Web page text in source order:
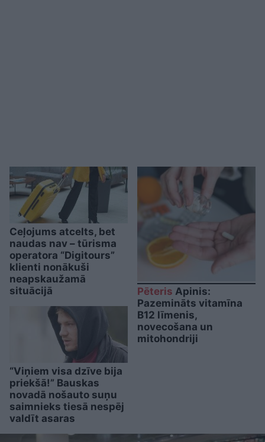
Ceļojums atcelts, bet
naudas nav – tūrisma
operatora “Digitours”
klienti nonākuši
neapskaužamā
situācijā
“Viņiem visa dzīve bija
priekšā!” Bauskas
novadā nošauto suņu
saimnieks tiesā nespēj
valdīt asaras
Pēteris Apinis:
Pazemināts vitamīna
B12 līmenis,
novecošana un
mitohondriji